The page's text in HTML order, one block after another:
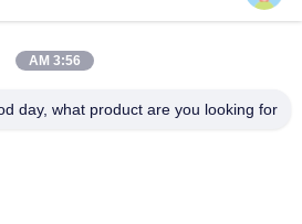
3:56 AM
day, what product are you looking for?